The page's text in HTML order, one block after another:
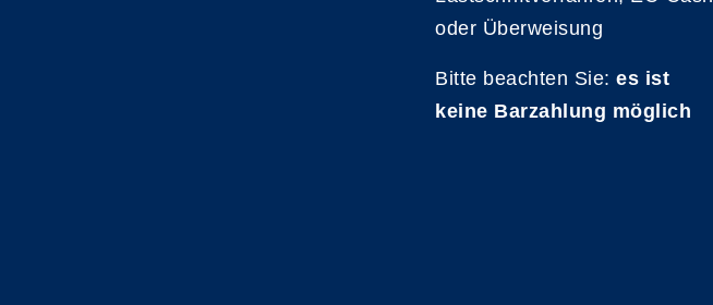
oder Überweisung
Bitte beachten Sie: es ist
keine Barzahlung möglich